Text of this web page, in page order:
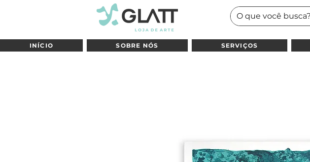
INÍCIO SOBRE NÓS SERVIÇOS